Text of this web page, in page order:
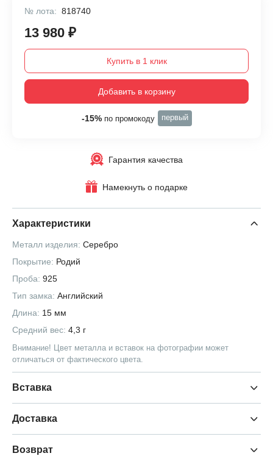
№ лота: 818740
13 980 ₽
Купить в 1 клик
Добавить в корзину
-15%по промокоду первый
Гарантия качества
Намекнуть о подарке
Характеристики
Металл изделия: Серебро
Покрытие: Родий
Проба: 925
Тип замка: Английский
Длина: 15 мм
Средний вес: 4,3 г
Внимание! Цвет металла и вставок на фотографии может
отличаться от фактического цвета.
Вставка
Доставка
Возврат